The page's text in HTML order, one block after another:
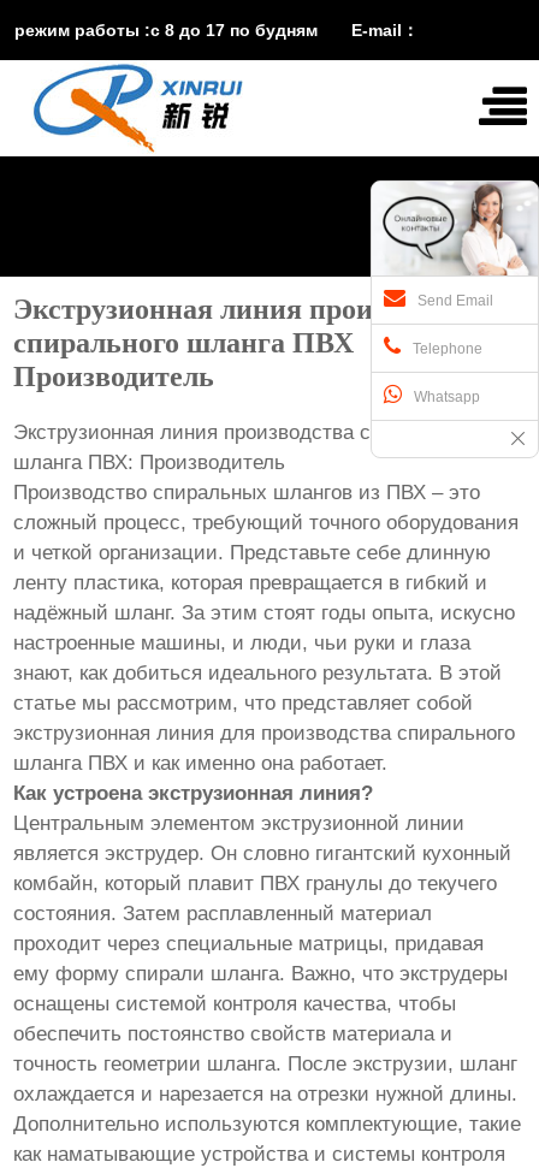
режим работы :с 8 до 17 по будням E-mail：
vira@xinruisuji.comWhatsApp： 
Экструзионная линия производства
спирального шланга ПВХ
Производитель
Экструзионная линия производства спирального
шланга ПВХ: Производитель
Производство спиральных шлангов из ПВХ – это
сложный процесс, требующий точного оборудования
и четкой организации. Представьте себе длинную
ленту пластика, которая превращается в гибкий и
надёжный шланг. За этим стоят годы опыта, искусно
настроенные машины, и люди, чьи руки и глаза
знают, как добиться идеального результата. В этой
статье мы рассмотрим, что представляет собой
экструзионная линия для производства спирального
шланга ПВХ и как именно она работает.
Как устроена экструзионная линия?
Центральным элементом экструзионной линии
является экструдер. Он словно гигантский кухонный
комбайн, который плавит ПВХ гранулы до текучего
состояния. Затем расплавленный материал
проходит через специальные матрицы, придавая
ему форму спирали шланга. Важно, что экструдеры
оснащены системой контроля качества, чтобы
обеспечить постоянство свойств материала и
точность геометрии шланга. После экструзии, шланг
охлаждается и нарезается на отрезки нужной длины.
Дополнительно используются комплектующие, такие
как наматывающие устройства и системы контроля
Send Email
Telephone
Whatsapp